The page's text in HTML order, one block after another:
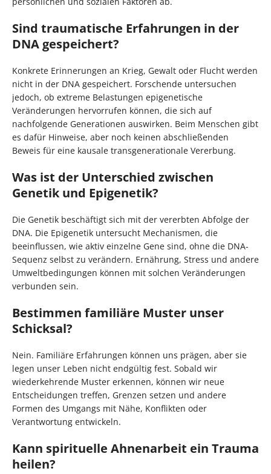
Sind traumatische Erfahrungen in der
DNA gespeichert?
Konkrete Erinnerungen an Krieg, Gewalt oder Flucht werden
nicht in der DNA gespeichert. Forschende untersuchen
jedoch, ob extreme Belastungen epigenetische
Veränderungen hervorrufen können, die sich auf
nachfolgende Generationen auswirken. Beim Menschen gibt
es dafür Hinweise, aber noch keinen abschließenden
Beweis für eine kausale transgenerationale Vererbung.
Was ist der Unterschied zwischen
Genetik und Epigenetik?
Die Genetik beschäftigt sich mit der vererbten Abfolge der
DNA. Die Epigenetik untersucht Mechanismen, die
beeinflussen, wie aktiv einzelne Gene sind, ohne die DNA-
Sequenz selbst zu verändern. Ernährung, Stress und andere
Umweltbedingungen können mit solchen Veränderungen
verbunden sein.
Bestimmen familiäre Muster unser
Schicksal?
Nein. Familiäre Erfahrungen können uns prägen, aber sie
legen unser Leben nicht endgültig fest. Sobald wir
wiederkehrende Muster erkennen, können wir neue
Entscheidungen treffen, Grenzen setzen und andere
Formen des Umgangs mit Nähe, Konflikten oder
Verantwortung entwickeln.
Kann spirituelle Ahnenarbeit ein Trauma
heilen?